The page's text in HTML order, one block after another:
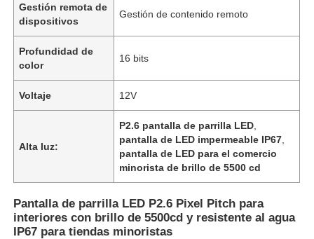
Gestión remota de
dispositivos
Gestión de contenido remoto
Profundidad de
color
16 bits
Voltaje 12V
Alta luz:
P2.6 pantalla de parrilla LED
pantalla de LED impermeable IP67
pantalla de LED para el comercio
minorista de brillo de 5500 cd
Pantalla de parrilla LED P2.6 Pixel Pitch para
interiores con brillo de 5500cd y resistente al agua
IP67 para tiendas minoristas